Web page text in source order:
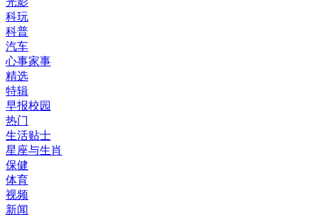
科玩
科普
汽车
心事家事
精选
特辑
早报校园
热门
生活贴士
星座与生肖
保健
体育
视频
新闻